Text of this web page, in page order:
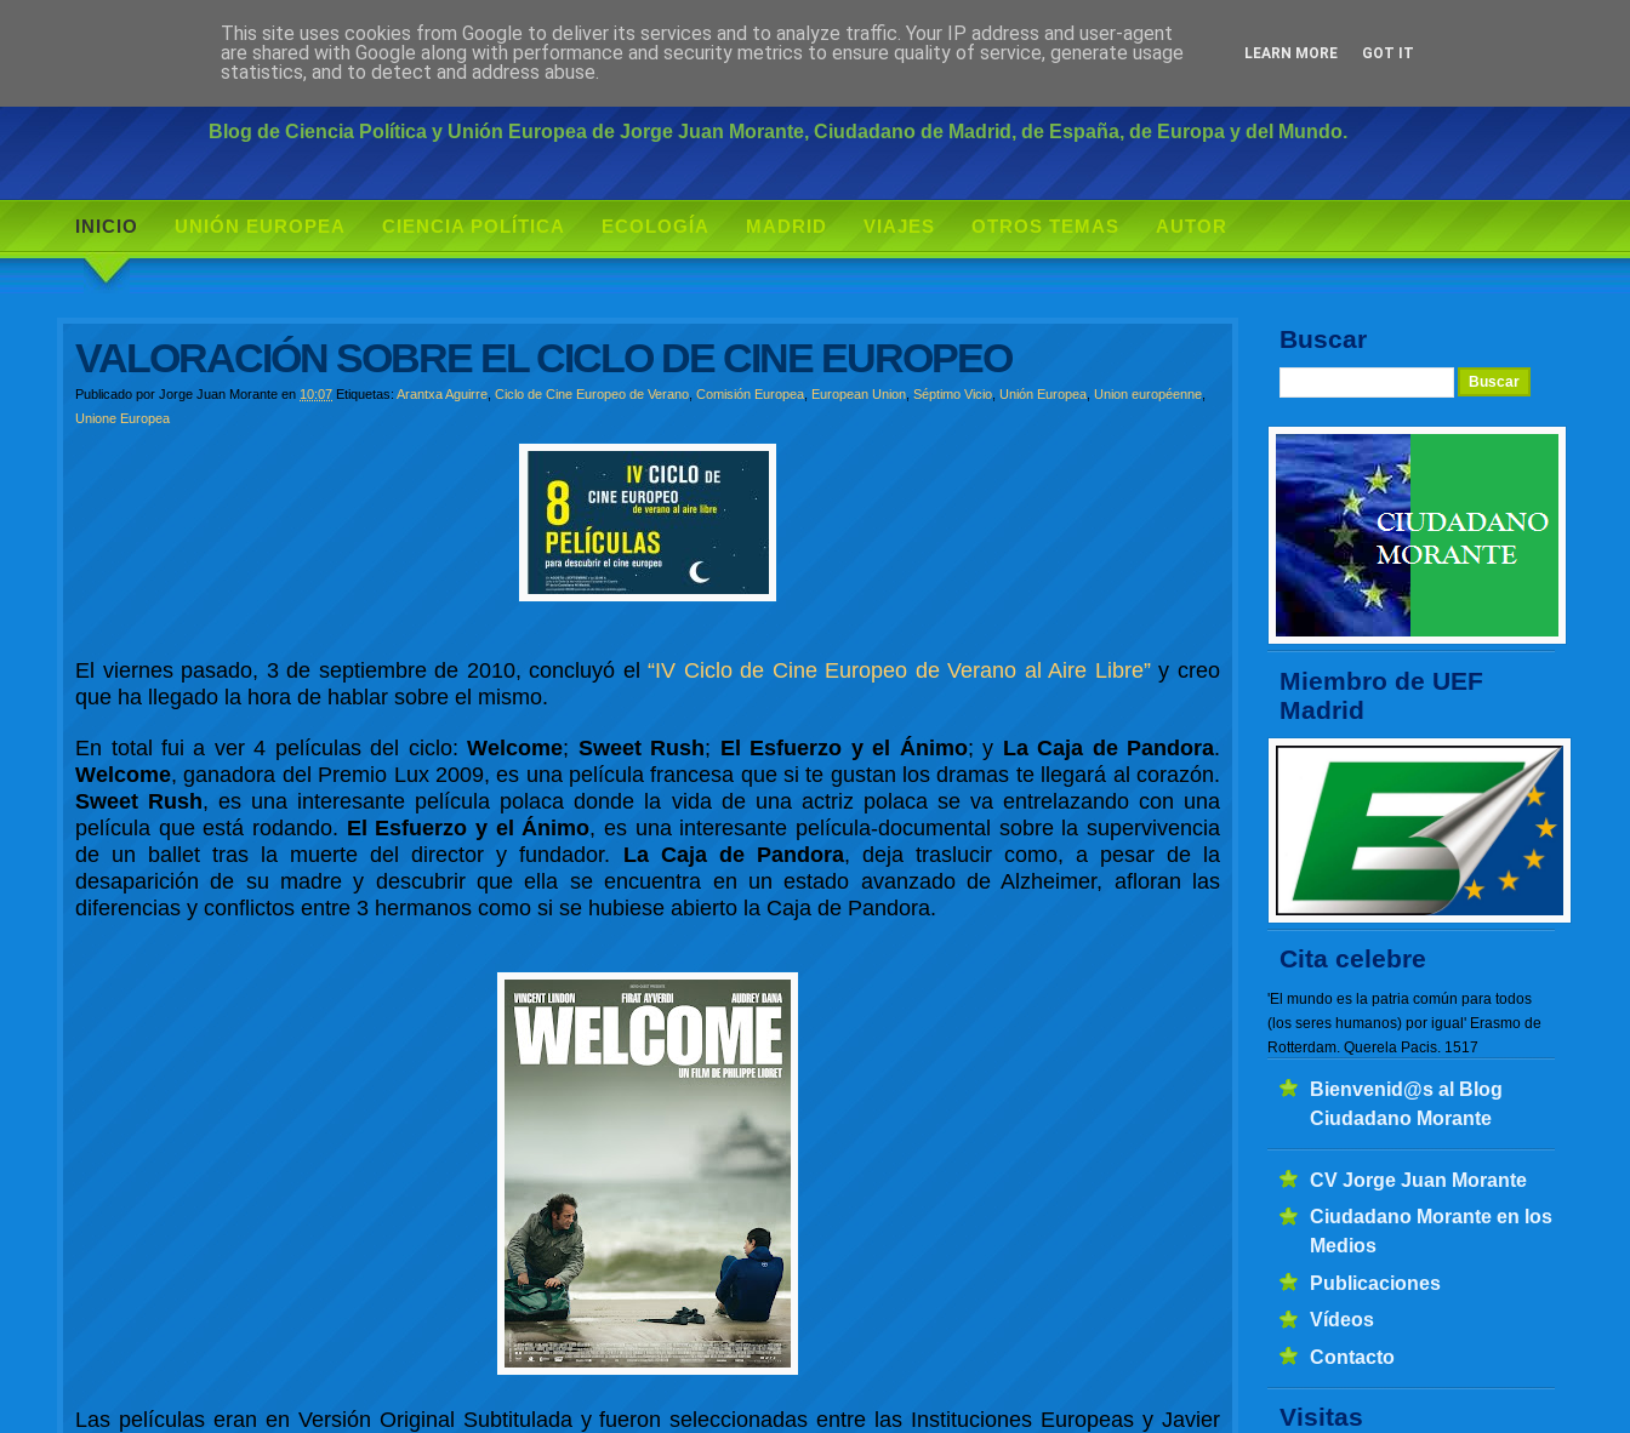
Ciudadano Morante
Blog de Ciencia Política y Unión Europea de Jorge Juan Morante, Ciudadano de Madrid, de España, de Europa y del Mundo.
INICIO UNIÓN EUROPEA CIENCIA POLÍTICA ECOLOGÍA MADRID VIAJES OTROS TEMAS AUTOR
Buscar
Miembro de UEF
Madrid
Cita celebre
'El mundo es la patria común para todos
(los seres humanos) por igual' Erasmo de
Rotterdam. Querela Pacis. 1517
Bienvenid@s al Blog
Ciudadano Morante
CV Jorge Juan Morante
Ciudadano Morante en los
Medios
Publicaciones
Vídeos
Contacto
Visitas
VALORACIÓN SOBRE EL CICLO DE CINE EUROPEO
Publicado porJorge Juan Morante en 10:07 Etiquetas:Arantxa Aguirre ,Ciclo de Cine Europeo de Verano ,Comisión Europea European Union ,Séptimo Vicio ,Unión Europea ,Union européenne
Unione Europea
El viernes pasado, 3 de septiembre de 2010, concluyó el“IV Ciclo de Cine Europeo de Verano al Aire Libre”y creo
que ha llegado la hora de hablar sobre el mismo.
En total fui a ver 4 películas del ciclo:Welcome; Sweet Rush; El Esfuerzo y el Ánimo; y La Caja de Pandora.
Welcome, ganadora del Premio Lux 2009, es una película francesa que si te gustan los dramas te llegará al corazón.
Sweet Rush, es una interesante película polaca donde la vida de una actriz polaca se va entrelazando con una
película que está rodando. El Esfuerzo y el Ánimo, es una interesante película-documental sobre la supervivencia
de un ballet tras la muerte del director y fundador. La Caja de Pandora, deja traslucir como, a pesar de la
desaparición de su madre y descubrir que ella se encuentra en un estado avanzado de Alzheimer, afloran las
diferencias y conflictos entre 3 hermanos como si se hubiese abierto la Caja de Pandora.
Las películas eran en Versión Original Subtitulada y fueron seleccionadas entre las Instituciones Europeas y Javier
This site uses cookies from Google to deliver its services and to analyze traffic. Your IP address and user-agent
are shared with Google along with performance and security metrics to ensure quality of service, generate usage
statistics, and to detect and address abuse.
LEARN MORE GOT IT